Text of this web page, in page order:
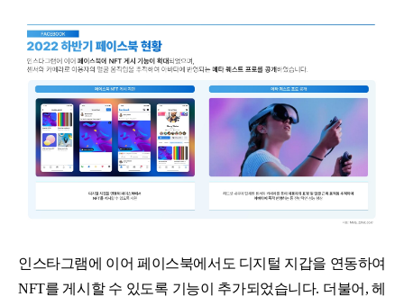
인스타그램에 이어 페이스북에서도 디지털 지갑을 연동하여
NFT를 게시할 수 있도록 기능이 추가되었습니다. 더불어, 헤